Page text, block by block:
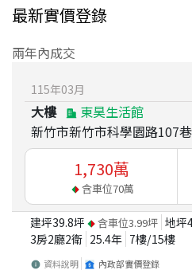
最新實價登錄
兩年內成交
115年03月
大樓
東昊生活館
新竹市新竹市科學園路107
1,730萬
含車位70萬
建坪39.8坪 含車位3.99坪 地坪
3房2廳2衛 25.4年 7樓/15樓
資料說明 內政部實價登錄